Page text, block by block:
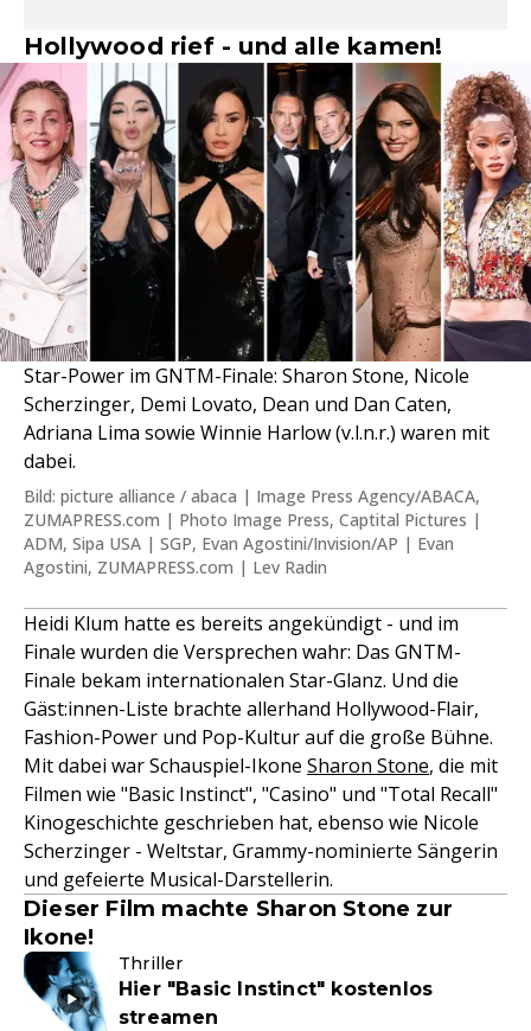
Hollywood rief - und alle kamen!
Star-Power im GNTM-Finale: Sharon Stone, Nicole
Scherzinger, Demi Lovato, Dean und Dan Caten,
Adriana Lima sowie Winnie Harlow (v.l.n.r.) waren mit
dabei.
Bild: picture alliance / abaca | Image Press Agency/ABACA,
ZUMAPRESS.com | Photo Image Press, Captital Pictures |
ADM, Sipa USA | SGP, Evan Agostini/Invision/AP | Evan
Agostini, ZUMAPRESS.com | Lev Radin
Heidi Klum hatte es bereits angekündigt - und im
Finale wurden die Versprechen wahr: Das GNTM-
Finale bekam internationalen Star-Glanz. Und die
Gäst:innen-Liste brachte allerhand Hollywood-Flair,
Fashion-Power und Pop-Kultur auf die große Bühne.
Mit dabei war Schauspiel-Ikone Sharon Stone, die mit
Filmen wie "Basic Instinct", "Casino" und "Total Recall"
Kinogeschichte geschrieben hat, ebenso wie Nicole
Scherzinger - Weltstar, Grammy-nominierte Sängerin
und gefeierte Musical-Darstellerin.
Dieser Film machte Sharon Stone zur
Ikone!
Thriller
Hier "Basic Instinct" kostenlos
streamen